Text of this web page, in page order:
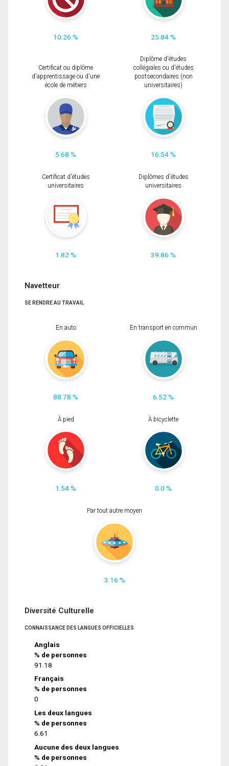
10.26 % 25.84 %
Certificat ou diplôme
d'apprentissage ou d'une
école de métiers
5.68 %
Diplôme d'études
collégiales ou d'études
postsecondaires (non
universitaires)
16.54 %
Certificat d'études
universitaires
1.82 %
Diplômes d'études
universitaires
39.86 %
Navetteur
SE RENDRE AU TRAVAIL
En auto
88.78 %
En transport en commun
6.52 %
À pied
1.54 %
À bicyclette
0.0 %
Par tout autre moyen
3.16 %
Diversité Culturelle
CONNAISSANCE DES LANGUES OFFICIELLES
Anglais
% de personnes
91.18
Français
% de personnes
0
Les deux langues
% de personnes
6.61
Aucune des deux langues
% de personnes